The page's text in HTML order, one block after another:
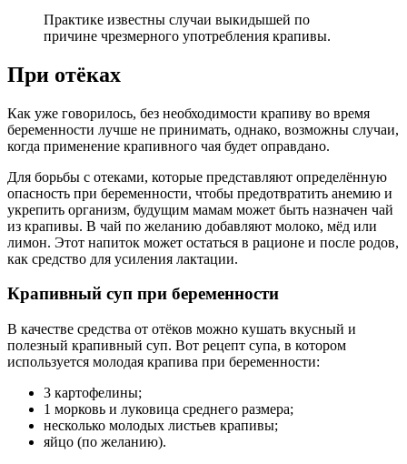
Практике известны случаи выкидышей по
причине чрезмерного употребления крапивы.
При отёках
Как уже говорилось, без необходимости крапиву во время
беременности лучше не принимать, однако, возможны случаи,
когда применение крапивного чая будет оправдано.
Для борьбы с отеками, которые представляют определённую
опасность при беременности, чтобы предотвратить анемию и
укрепить организм, будущим мамам может быть назначен чай
из крапивы. В чай по желанию добавляют молоко, мёд или
лимон. Этот напиток может остаться в рационе и после родов,
как средство для усиления лактации.
Крапивный суп при беременности
В качестве средства от отёков можно кушать вкусный и
полезный крапивный суп. Вот рецепт супа, в котором
используется молодая крапива при беременности:
3 картофелины;
1 морковь и луковица среднего размера;
несколько молодых листьев крапивы;
яйцо (по желанию).